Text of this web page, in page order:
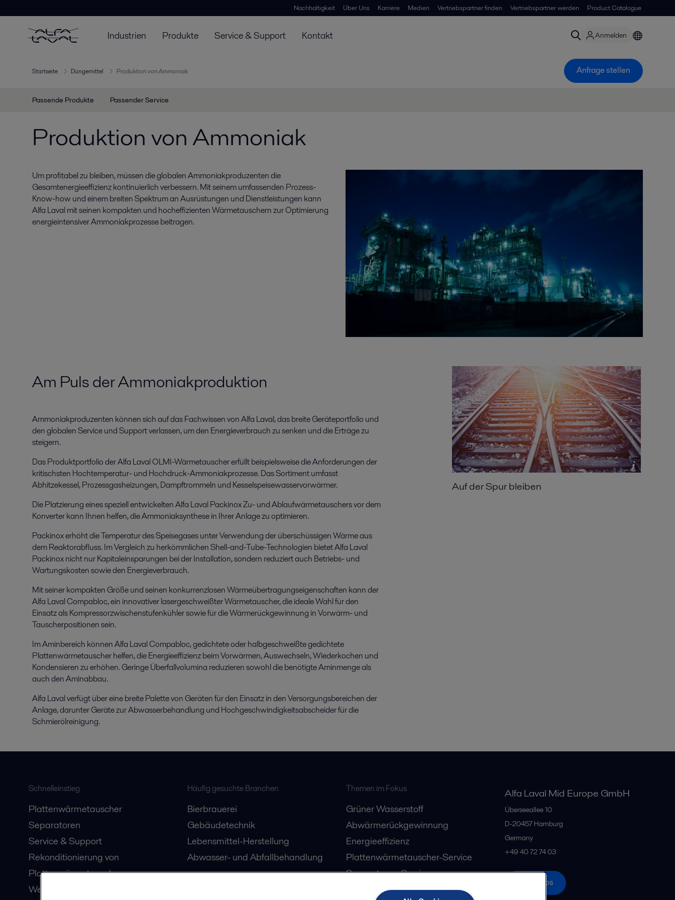
Nachhaltigkeit Über Uns Karriere Medien Vertriebspartner finden Vertriebspartner werden Product Catalogue
Industrien Produkte Service & Support Kontakt Anmelden
Startseite Düngemittel Produktion von Ammoniak Anfrage stellen
Passende Produkte Passender Service
Produktion von Ammoniak
Um profitabel zu bleiben, müssen die globalen Ammoniakproduzenten die
Gesamtenergieeffizienz kontinuierlich verbessern. Mit seinem umfassenden Prozess-
Know-how und einem breiten Spektrum an Ausrüstungen und Dienstleistungen kann
Alfa Laval mit seinen kompakten und hocheffizienten Wärmetauschern zur Optimierung
energieintensiver Ammoniakprozesse beitragen.
Am Puls der Ammoniakproduktion
Ammoniakproduzenten können sich auf das Fachwissen von Alfa Laval, das breite Geräteportfolio und
den globalen Service und Support verlassen, um den Energieverbrauch zu senken und die Erträge zu
steigern.
Das Produktportfolio der Alfa Laval OLMI-Wärmetauscher erfüllt beispielsweise die Anforderungen der
kritischsten Hochtemperatur- und Hochdruck-Ammoniakprozesse. Das Sortiment umfasst
Abhitzekessel, Prozessgasheizungen, Dampftrommeln und Kesselspeisewasservorwärmer.
Die Platzierung eines speziell entwickelten Alfa Laval Packinox Zu- und Ablaufwärmetauschers vor dem
Konverter kann Ihnen helfen, die Ammoniaksynthese in Ihrer Anlage zu optimieren.
Packinox erhöht die Temperatur des Speisegases unter Verwendung der überschüssigen Wärme aus
dem Reaktorabfluss. Im Vergleich zu herkömmlichen Shell-and-Tube-Technologien bietet Alfa Laval
Packinox nicht nur Kapitaleinsparungen bei der Installation, sondern reduziert auch Betriebs- und
Wartungskosten sowie den Energieverbrauch.
Mit seiner kompakten Größe und seinen konkurrenzlosen Wärmeübertragungseigenschaften kann der
Alfa Laval Compabloc, ein innovativer lasergeschweißter Wärmetauscher, die ideale Wahl für den
Einsatz als Kompressorzwischenstufenkühler sowie für die Wärmerückgewinnung in Vorwärm- und
Tauscherpositionen sein.
Im Aminbereich können Alfa Laval Compabloc, gedichtete oder halbgeschweißte gedichtete
Plattenwärmetauscher helfen, die Energieeffizienz beim Vorwärmen, Auswechseln, Wiederkochen und
Kondensieren zu erhöhen. Geringe Überfallvolumina reduzieren sowohl die benötigte Aminmenge als
auch den Aminabbau.
Alfa Laval verfügt über eine breite Palette von Geräten für den Einsatz in den Versorgungsbereichen der
Anlage, darunter Geräte zur Abwasserbehandlung und Hochgeschwindigkeitsabscheider für die
Schmierölreinigung.
Auf der Spur bleiben
Schnelleinstieg
Plattenwärmetauscher
Separatoren
Service & Support
Rekonditionierung von
Plattenwärmetauschern
Webinare
Häufig gesuchte Branchen
Bierbrauerei
Gebäudetechnik
Lebensmittel-Herstellung
Abwasser- und Abfallbehandlung
Themen im Fokus
Grüner Wasserstoff
Abwärmerückgewinnung
Energieeffizienz
Plattenwärmetauscher-Service
Separatoren-Service
Alfa Laval Mid Europe GmbH
Überseeallee 10
D-20457 Hamburg
Germany
+49 40 72 74 03
Alle Büros